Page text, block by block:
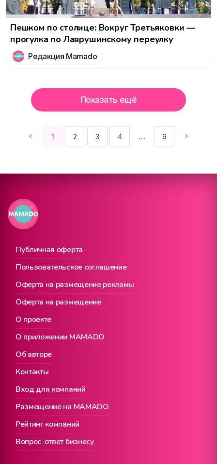
Пешком по столице: Вокруг Третьяковки —
прогулка по Лаврушинскому переулку
Редакция Mamado
1 2 3 4 9
Показать ещё
Публичная оферта
О проекте
Вход для компаний
Пользовательское соглашение
О приложении MAMADO
Размещение на MAMADO
Оферта на размещение рекламы
Об авторе
Рейтинг компаний
Оферта на размещение
Контакты
Вопрос-ответ бизнесу